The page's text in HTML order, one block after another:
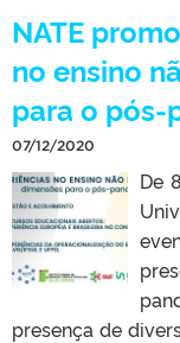
NATE
no ensino
para o pós-
07/12/2020
De
presença de